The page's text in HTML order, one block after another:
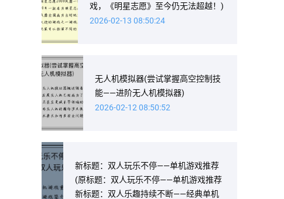
戏，《明星志愿》至今仍无法超越！)
2026-02-13 08:50:24
无人机模拟器(尝试掌握高空控制技
能——进阶无人机模拟器)
2026-02-12 08:50:52
新标题：双人玩乐不停——单机游戏推荐
(原标题：双人玩乐不停——单机游戏推荐
新标题：双人乐趣持续不断——经典单机